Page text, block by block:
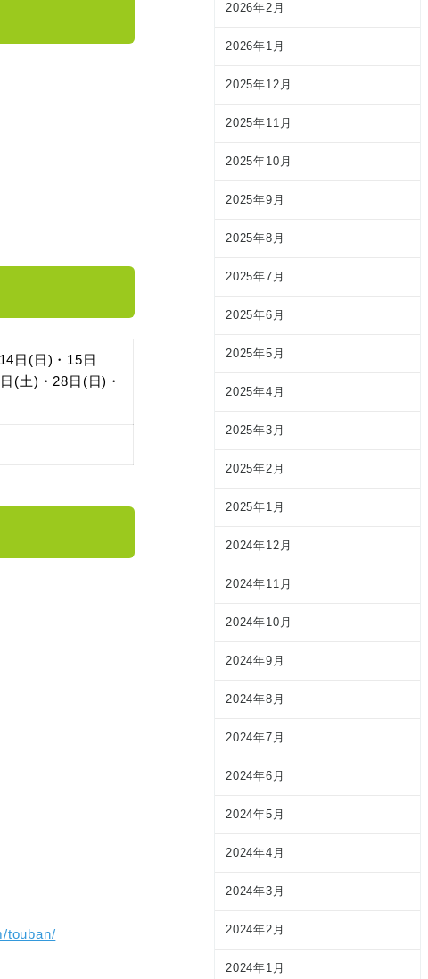
日(日)・15日
(土)・28日(日)・
touban/
2026年2月
2026年1月
2025年12月
2025年11月
2025年10月
2025年9月
2025年8月
2025年7月
2025年6月
2025年5月
2025年4月
2025年3月
2025年2月
2025年1月
2024年12月
2024年11月
2024年10月
2024年9月
2024年8月
2024年7月
2024年6月
2024年5月
2024年4月
2024年3月
2024年2月
2024年1月